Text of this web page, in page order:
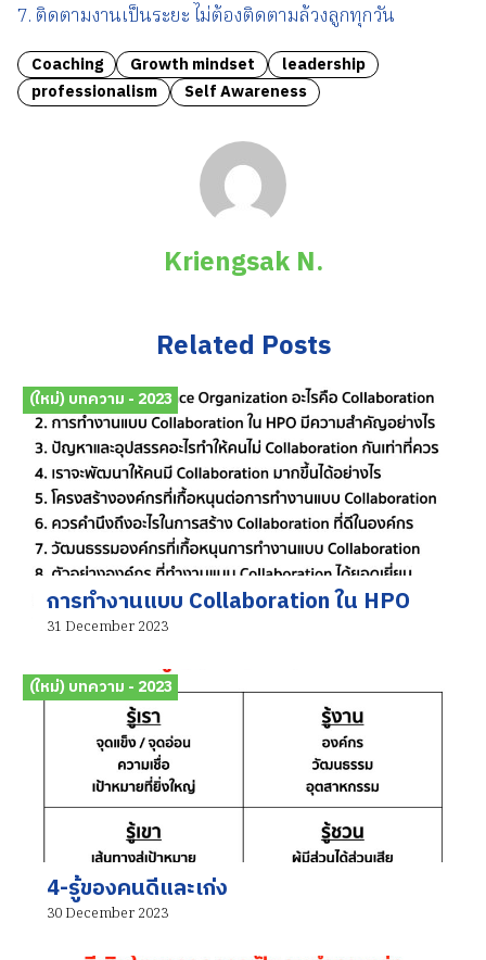
7. ติดตามงานเป็นระยะ ไม่ต้องติดตามล้วงลูกทุกวัน
Coaching Growth mindset
leadership
professionalism
Self Awareness
Kriengsak N.
Related Posts
(ใหม่) บทความ - 2023
การทำงานแบบ Collaboration ใน HPO
31 December 2023
(ใหม่) บทความ - 2023
4-รู้ของคนดีและเก่ง
30 December 2023